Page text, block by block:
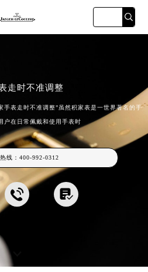
深圳华润大厦店
走时不准调整
手表走时不准调整”虽然积家表是一世界著名的手
户在日常佩戴和使用手表时
线：400-992-0312
 